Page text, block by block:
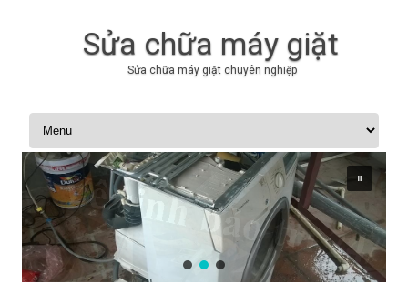
Sửa chữa máy giặt
Sửa chữa máy giặt chuyên nghiệp
Skip to content